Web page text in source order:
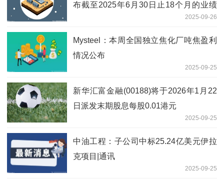
布截至2025年6月30日止18个月的业绩
公司拥有人应占亏损557.1万港元2025-09-26
Mysteel：本周全国独立焦化厂吨焦盈利
情况公布
2025-09-25
新华汇富金融(00188)将于2026年1月22
日派发末期股息每股0.01港元
2025-09-25
中油工程：子公司中标25.24亿美元伊拉
克项目|通讯
2025-09-25